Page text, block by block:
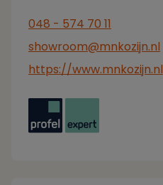
048 - 574 70 11
showroom@mnkozijn.nl
https://www.mnkozijn.nl